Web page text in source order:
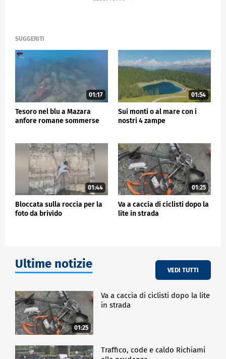
SUGGERITI
01:17
Tesoro nel blu a Mazara
anfore romane sommerse
01:54
Sui monti o al mare con i
nostri 4 zampe
01:44
Bloccata sulla roccia per la
foto da brivido
01:25
Va a caccia di ciclisti dopo la
lite in strada
Ultime notizie VEDI TUTTI
01:25
Va a caccia di ciclisti dopo la lite
in strada
Traffico, code e caldo Richiami